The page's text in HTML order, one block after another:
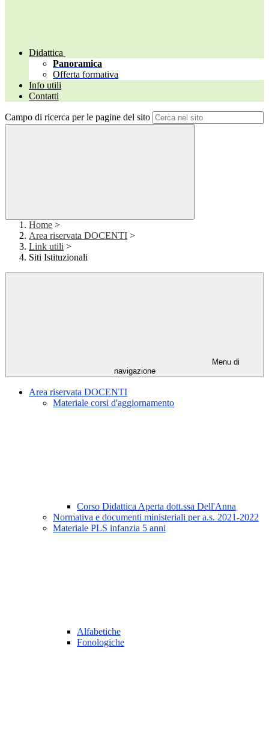
Didattica
Panoramica
Offerta formativa
Info utili
Contatti
Campo di ricerca per le pagine del sito
Home >
Area riservata DOCENTI >
Link utili >
Siti Istituzionali
Menu di
navigazione
Area riservata DOCENTI
Materiale corsi d'aggiornamento
Corso Didattica Aperta dott.ssa Dell'Anna
Normativa e documenti ministeriali per a.s. 2021-2022
Materiale PLS infanzia 5 anni
Alfabetiche
Fonologiche